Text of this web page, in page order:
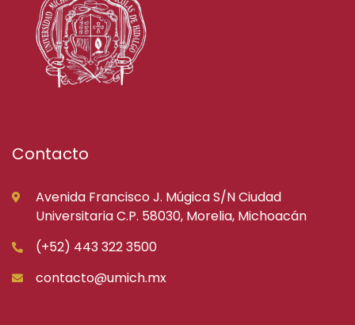
Contacto
Avenida Francisco J. Múgica S/N Ciudad
Universitaria C.P. 58030, Morelia, Michoacán
(+52) 443 322 3500
contacto@umich.mx